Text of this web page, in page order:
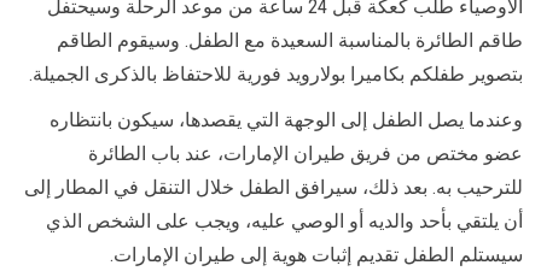
الأوصياء طلب كعكة قبل 24 ساعة من موعد الرحلة وسيحتفل
طاقم الطائرة بالمناسبة السعيدة مع الطفل. وسيقوم الطاقم
بتصوير طفلكم بكاميرا بولارويد فورية للاحتفاظ بالذكرى الجميلة.
وعندما يصل الطفل إلى الوجهة التي يقصدها، سيكون بانتظاره
عضو مختص من فريق طيران الإمارات، عند باب الطائرة
للترحيب به. بعد ذلك، سيرافق الطفل خلال التنقل في المطار إلى
أن يلتقي بأحد والديه أو الوصي عليه، ويجب على الشخص الذي
سيستلم الطفل تقديم إثبات هوية إلى طيران الإمارات.